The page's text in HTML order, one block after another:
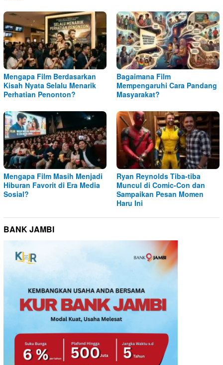
Mengapa Film Berdasarkan
Kisah Nyata Selalu Menarik
Perhatian Penonton?
Bagaimana Film
Mempengaruhi Cara Pandang
Masyarakat?
Mengapa Film Masih Menjadi
Hiburan Favorit di Era Media
Sosial?
Ryan Reynolds Tiba-tiba
Muncul di Comic-Con dan
Sampaikan Pesan Momen
Haru Ini
BANK JAMBI